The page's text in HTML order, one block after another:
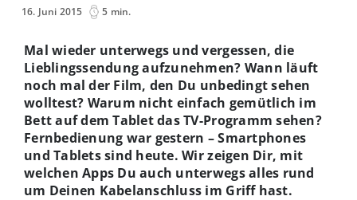
16. Juni 2015 5 min.
Mal wieder unterwegs und vergessen, die
Lieblingssendung aufzunehmen? Wann läuft
noch mal der Film, den Du unbedingt sehen
wolltest? Warum nicht einfach gemütlich im
Bett auf dem Tablet das TV-Programm sehen?
Fernbedienung war gestern – Smartphones
und Tablets sind heute. Wir zeigen Dir, mit
welchen Apps Du auch unterwegs alles rund
um Deinen Kabelanschluss im Griff hast.